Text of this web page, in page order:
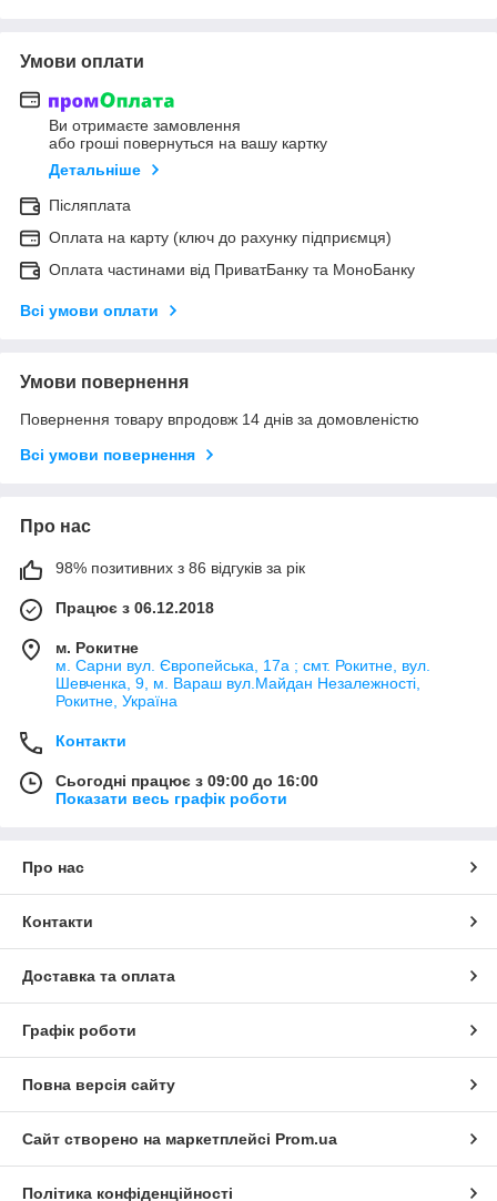
Умови оплати
Ви отримаєте замовлення
або гроші повернуться на вашу картку
Детальніше
Післяплата
Оплата на карту (ключ до рахунку підприємця)
Оплата частинами від ПриватБанку та МоноБанку
Всі умови оплати
Умови повернення
Повернення товару впродовж 14 днів за домовленістю
Всі умови повернення
Про нас
98% позитивних з 86 відгуків за рік
Працює з 06.12.2018
м. Рокитне
м. Сарни вул. Європейська, 17а ; смт. Рокитне, вул.
Шевченка, 9, м. Вараш вул.Майдан Незалежності,
Рокитне, Україна
Контакти
Сьогодні працює з 09:00 до 16:00
Показати весь графік роботи
Про нас
Контакти
Доставка та оплата
Графік роботи
Повна версія сайту
Сайт створено на маркетплейсі Prom.ua
Політика конфіденційності